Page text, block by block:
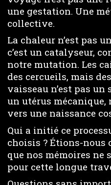
une gestation. Une
collective.
La chaleur n’est pas
c’est un catalyseur,
notre mutation. Les
des cercueils, mais
vaisseau n’est pas
un utérus
vers une naissance
Qui a initié ce
choisis ? Étions-nous
que nos mémoires ne
pour cette longue